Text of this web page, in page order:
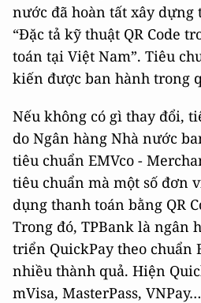
nước đã hoàn tất xây dựng
“Đặc tả kỹ thuật QR Code
toán tại Việt Nam”. Tiêu
kiến được ban hành trong
Nếu không có gì thay đổi,
do Ngân hàng Nhà nước
tiêu chuẩn EMVco -
tiêu chuẩn mà một số đơn
dụng thanh toán bằng QR
Trong đó, TPBank là ngân
triển QuickPay theo chuẩn
nhiều thành quả. Hiện
mVisa, MasterPass,